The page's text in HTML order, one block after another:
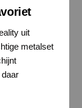
uit
metalset